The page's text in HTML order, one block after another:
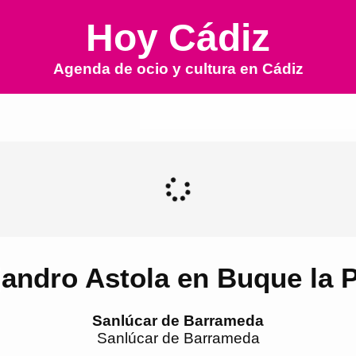
Hoy Cádiz
Agenda de ocio y cultura en Cádiz
Astola en Buque la
Sanlúcar de Barrameda
Sanlúcar de Barrameda